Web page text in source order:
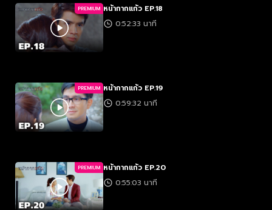
PREMIUM หน้ากากแก้ว EP.18
0:52:33 นาที
PREMIUM หน้ากากแก้ว EP.19
0:59:32 นาที
PREMIUM หน้ากากแก้ว EP.20
0:55:03 นาที